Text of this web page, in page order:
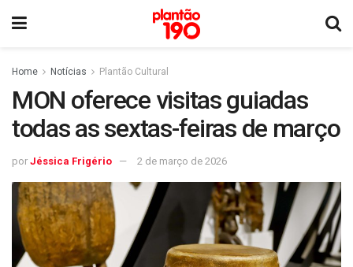
Home Notícias Plantão Cultural
MON oferece visitas guiadas
todas as sextas-feiras de março
por Jéssica Frigério 2 de março de 2026